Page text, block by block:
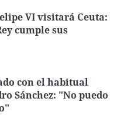
VI visitará Ceuta:
cumple sus
con el habitual
Sánchez: "No puedo